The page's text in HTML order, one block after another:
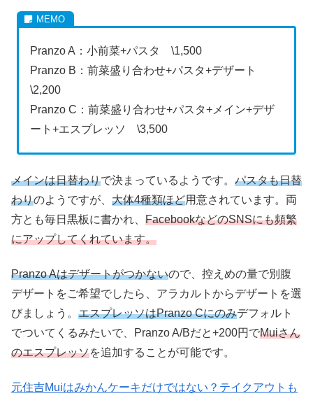
Pranzo A：小前菜+パスタ \1,500
Pranzo B：前菜盛り合わせ+パスタ+デザート
\2,200
Pranzo C：前菜盛り合わせ+パスタ+メイン+デザ
ート+エスプレッソ \3,500
メインは日替わりで決まっているようです。 パスタも日替
わりのようですが、 大体4種類ほど用意されています。両
方とも毎日黒板に書かれ、 FacebookなどのSNSにも頻繁
にアップしてくれています。
Pranzo Aはデザートがつかないので、控えめの量で別腹
デザートをご希望でしたら、アラカルトからデザートを選
びましょう。 エスプレッソはPranzo Cにのみデフォルト
でついてくるみたいで、Pranzo A/Bだと+200円でMuiさん
のエスプレッソを追加することが可能です。
元住吉Muiはみかんケーキだけではない？テイクアウトも